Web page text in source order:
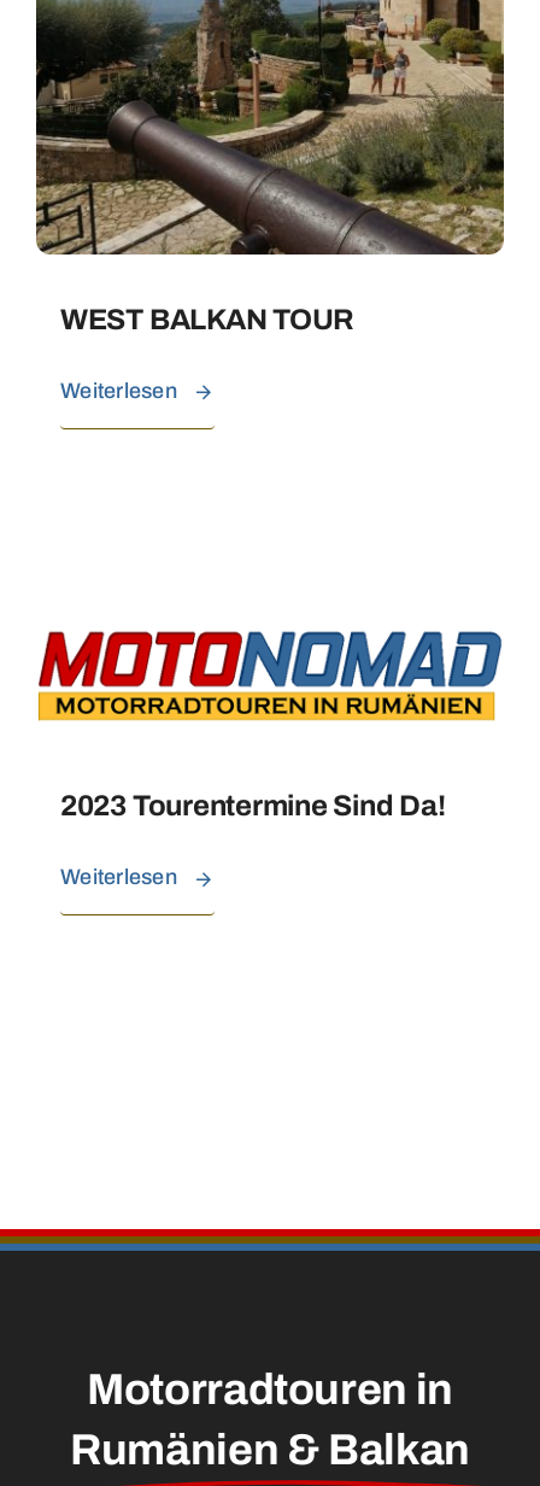
WEST BALKAN TOUR
Weiterlesen
2023 Tourentermine Sind Da!
Weiterlesen
Motorradtouren in
Rumänien & Balkan